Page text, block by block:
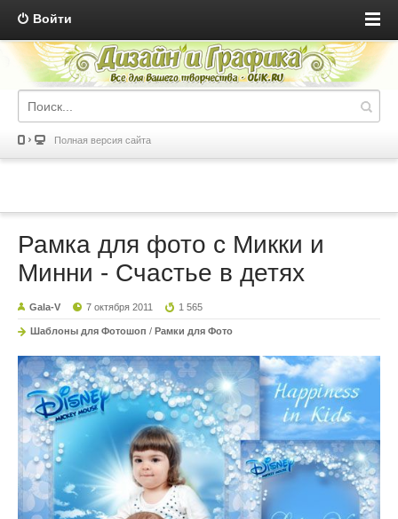
Войти
Полная версия сайта
Рамка для фото с Микки и
Минни - Счастье в детях
Gala-V 7 октября 2011 1 565
Шаблоны для Фотошоп / Рамки для Фото